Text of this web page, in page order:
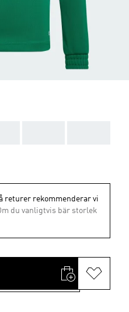
returer rekommenderar vi
du vanligtvis bär storlek